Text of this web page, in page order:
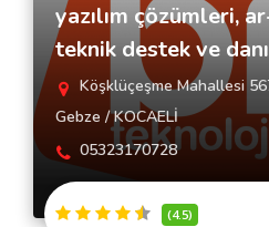
yazılım çözümleri,
teknik destek ve
Köşklüçeşme Mahallesi
Gebze / KOCAELİ
05323170728
(4.5)